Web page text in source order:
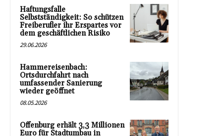
Haftungsfalle
Selbstständigkeit: So schützen
Freiberufler ihr Erspartes vor
dem geschäftlichen Risiko
29.06.2026
Hammereisenbach:
Ortsdurchfahrt nach
umfassender Sanierung
wieder geöffnet
08.05.2026
Offenburg erhält 3,3 Millionen
Euro für Stadtumbau in